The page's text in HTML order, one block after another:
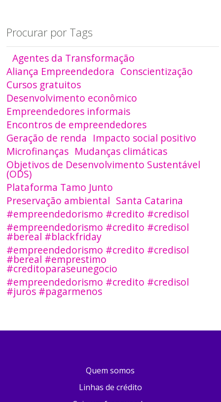
Procurar por Tags
Agentes da Transformação
Aliança Empreendedora Conscientização
Cursos gratuitos
Desenvolvimento econômico
Empreendedores informais
Encontros de empreendedores
Geração de renda Impacto social positivo
Microfinanças Mudanças climáticas
Objetivos de Desenvolvimento Sustentável
(ODS)
Plataforma Tamo Junto
Preservação ambiental Santa Catarina
#empreendedorismo #credito #credisol
#empreendedorismo #credito #credisol
#bereal #blackfriday
#empreendedorismo #credito #credisol
#bereal #emprestimo
#creditoparaseunegocio
#empreendedorismo #credito #credisol
#juros #pagarmenos
Quem somos
Linhas de crédito